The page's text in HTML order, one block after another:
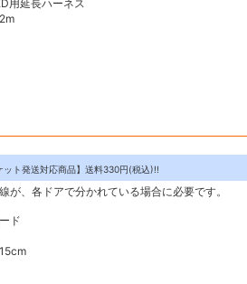
用延長ハーネス
ット発送対応商品】送料330円(税込)!!
が、各ドアで分かれている場合に必要です。
ド